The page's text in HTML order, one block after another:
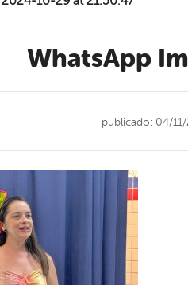
WhatsApp
publicado: 04/